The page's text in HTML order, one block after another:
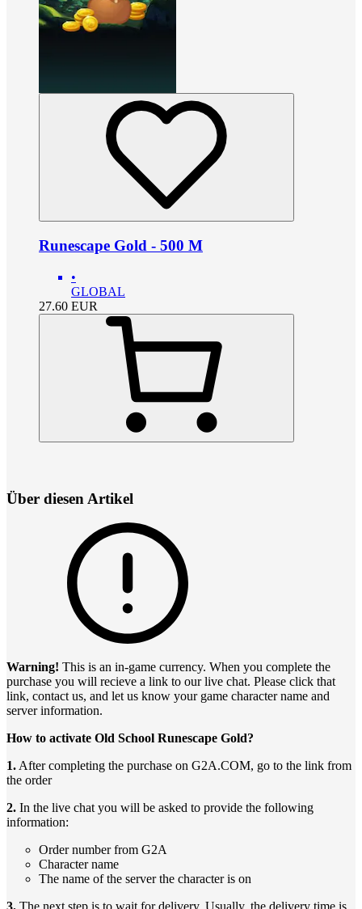
Runescape Gold - 500 M
•
GLOBAL
27.60 EUR
Über diesen Artikel
Warning! This is an in-game currency. When you complete the
purchase you will recieve a link to our live chat. Please click that
link, contact us, and let us know your game character name and
server information.
How to activate Old School Runescape Gold?
1. After completing the purchase on G2A.COM, go to the link from
the order
2. In the live chat you will be asked to provide the following
information:
Order number from G2A
Character name
The name of the server the character is on